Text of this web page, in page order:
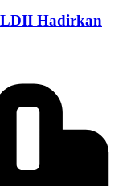
LDII Hadirkan